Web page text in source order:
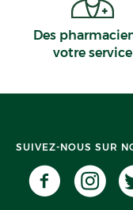
Des
votre service
SUIVEZ-NOUS SUR